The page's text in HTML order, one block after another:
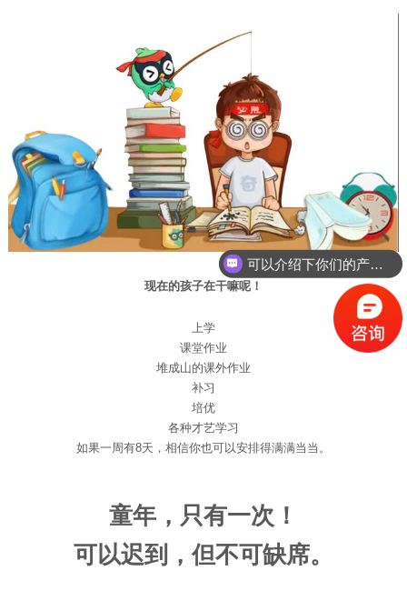
现在的孩子在干嘛呢！
上学
课堂作业
堆成山的课外作业
补习
培优
各种才艺学习
如果一周有8天，相信你也可以安排得满满当当。
童年，只有一次！
可以迟到，但不可缺席。
可以介绍下你们的产品么？